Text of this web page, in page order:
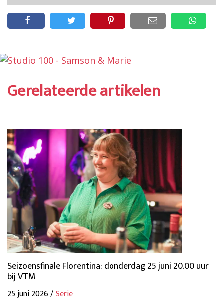
Gerelateerde artikelen
Seizoensfinale Florentina: donderdag 25 juni 20.00 uur
bij VTM
25 juni 2026 /Serie